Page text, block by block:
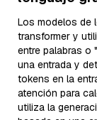
Los modelos de
transformer y
entre palabras o
una entrada y
tokens en la
atención para
utiliza la